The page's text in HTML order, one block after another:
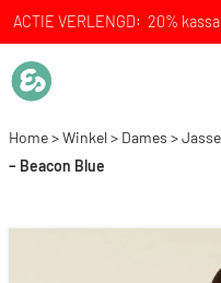
ACTIE VERLENGD: 20%
Home>Winkel> Dames >
– Beacon Blue